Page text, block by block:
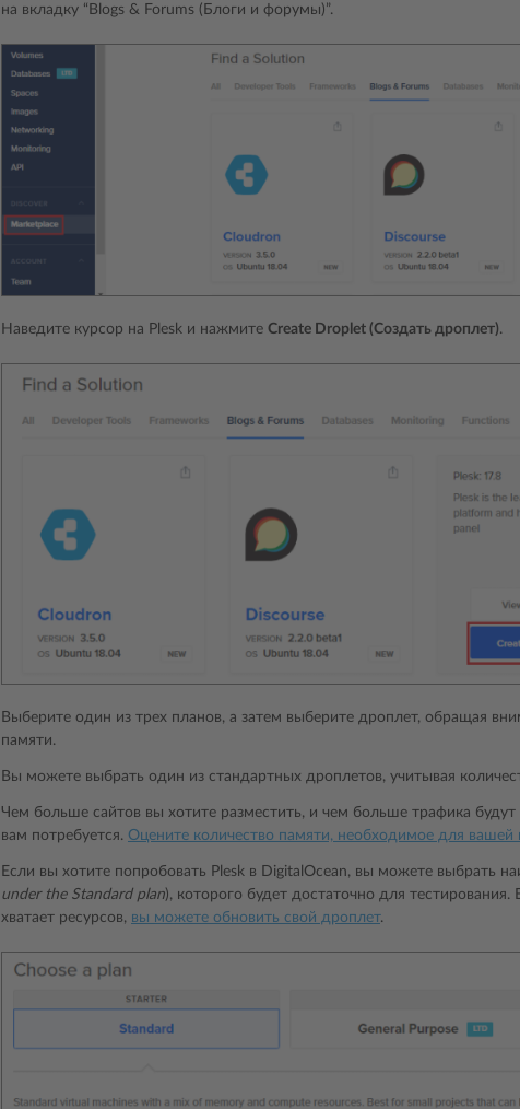
на вкладку “Blogs & Forums (Блоги и форумы)”.
Наведите курсор на Plesk и нажмите Create Droplet (Создать дроплет).
Выберите один из трех планов, а затем выберите дроплет, обращая
памяти.
Вы можете выбрать один из стандартных дроплетов, учитывая
Чем больше сайтов вы хотите разместить, и чем больше трафика
вам потребуется. Оцените количество памяти, необходимое для вашей
Если вы хотите попробовать Plesk в DigitalOcean, вы можете выбрать
under the Standard plan), которого будет достаточно для
хватает ресурсов, вы можете обновить свой дроплет.